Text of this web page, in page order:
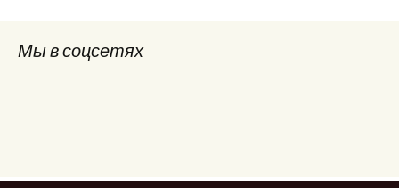
Мы в соцсетях